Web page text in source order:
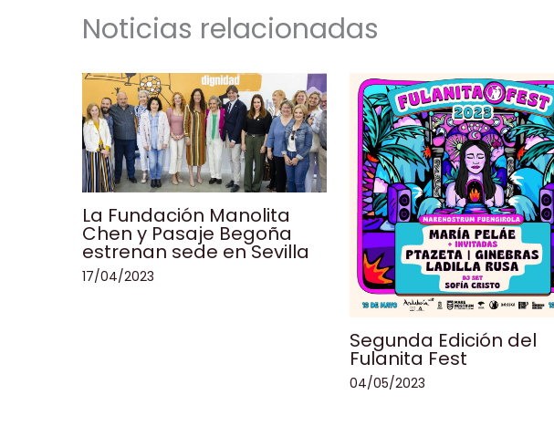
Noticias relacionadas
La Fundación Manolita
Chen y Pasaje Begoña
estrenan sede en Sevilla
17/04/2023
Segunda Edición del
Fulanita Fest
04/05/2023